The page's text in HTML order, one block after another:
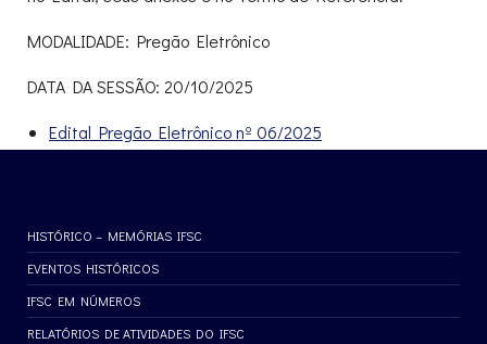
MODALIDADE: Pregão Eletrônico
DATA DA SESSÃO: 20/10/2025
Edital Pregão Eletrônico nº 06/2025
HISTÓRICO – MEMÓRIAS IFSC
EVENTOS HISTÓRICOS
IFSC EM NÚMEROS
RELATÓRIOS DE ATIVIDADES DO IFSC